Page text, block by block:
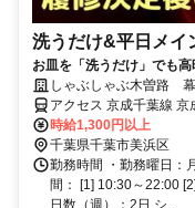
洗うだけ&平日メイ
お皿を「洗うだけ」でも
2日～＞
しゃぶしゃぶ木曽路
アクセス 京成千葉線 京
張本郷東口徒歩約18分
南口 徒歩12分
時給1,300円以上
千葉県千葉市美浜区
勤務時間 ・勤務曜日：
間： [1] 10:30～22:00
日数（週）：2日 シ...